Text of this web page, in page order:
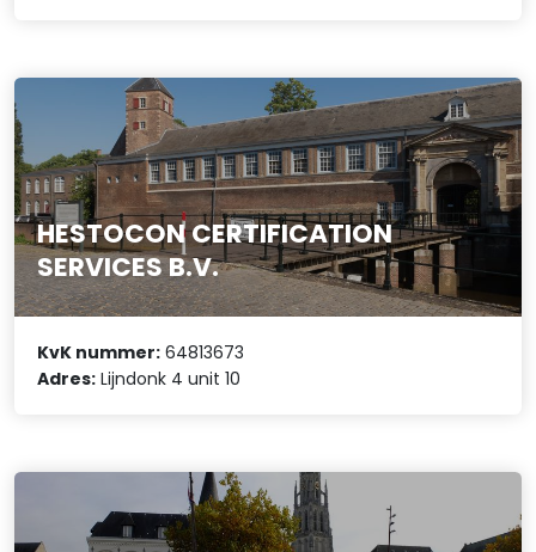
HESTOCON CERTIFICATION
SERVICES B.V.
KvK nummer: 64813673
Adres: Lijndonk 4 unit 10